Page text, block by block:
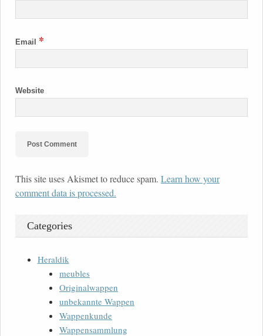
Email *
Website
This site uses Akismet to reduce spam. Learn how your
comment data is processed.
Categories
Heraldik
meubles
Originalwappen
unbekannte Wappen
Wappenkunde
Wappensammlung